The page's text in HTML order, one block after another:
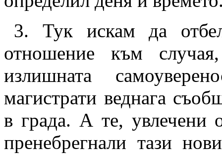
3. Тук искам да
отношение към
излишната
магистрати веднага
в града. А те, увлечени
пренебрегнали тази